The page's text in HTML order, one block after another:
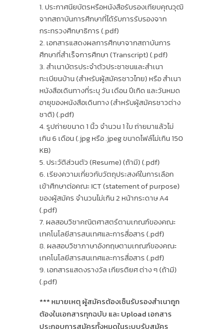
ประกาศนียบัตรหรือหนังสือรับรองเทียบคุณวุฒิ
จากสถาบันการศึกษาที่ได้รับการรับรองจาก
กระทรวงศึกษาธิการ (.pdf)
เอกสารแสดงผลการศึกษาจากสถาบันการ
ศึกษาที่สำเร็จการศึกษา (Transcript) (.pdf)
สำเนาบัตรประจำตัวประชาชนและสำเนา
ทะเบียนบ้าน (สำหรับผู้สมัครชาวไทย) หรือ สำเนา
หนังสือเดินทางที่ระบุ วัน เดือน ปีเกิด และวันหมด
อายุของหนังสือเดินทาง (สำหรับผู้สมัครชาวต่าง
ชาติ) (.pdf)
รูปถ่ายขนาด 1 นิ้ว จำนวน 1 ใบ ถ่ายมาแล้วไม่
เกิน 6 เดือน (.jpg หรือ .jpeg ขนาดไฟล์ไม่เกิน 150
KB)
ประวัติส่วนตัว (Resume) (ถ้ามี) (.pdf)
เรียงความเกี่ยวกับวัตถุประสงค์ในการเลือก
เข้าศึกษาต่อคณะ ICT (statement of purpose)
ของผู้สมัคร จำนวนไม่เกิน 2 หน้ากระดาษ A4
(.pdf)
ผลสอบวิชาคณิตศาสตร์ตามเกณฑ์ของคณะ
เทคโนโลยีสารสนเทศและการสื่อสาร (.pdf)
ผลสอบวิชาภาษาอังกฤษตามเกณฑ์ของคณะ
เทคโนโลยีสารสนเทศและการสื่อสาร (.pdf)
เอกสารแสดงรางวัล เกียรติยศ ต่าง ๆ (ถ้ามี)
(.pdf)
*** หมายเหตุ ผู้สมัครต้องเซ็นรับรองสำเนาถูก
ต้องในเอกสารทุกฉบับ และ Upload เอกสาร
ประกอบการสมัครทั้งหมดในระบบรับสมัคร